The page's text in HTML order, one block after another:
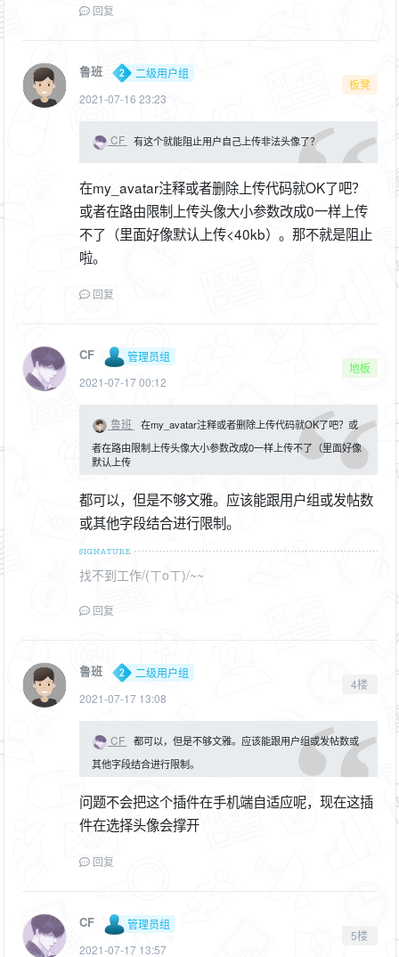
回复
鲁班
二级用户组
2021-07-16 23:23
板凳
CF 有这个就能阻止用户自己上传非法头像了？
在my_avatar注释或者删除上传代码就OK了吧？
或者在路由限制上传头像大小参数改成0一样上传
不了（里面好像默认上传<40kb）。那不就是阻止
啦。
回复
CF
管理员组
2021-07-17 00:12
地板
鲁班
在my_avatar注释或者删除上传代码就OK了吧？或
者在路由限制上传头像大小参数改成0一样上传不了（里面好像
默认上传
都可以，但是不够文雅。应该能跟用户组或发帖数
或其他字段结合进行限制。
找不到工作/(ㄒoㄒ)/~~
回复
鲁班
二级用户组
2021-07-17 13:08
4楼
CF
都可以，但是不够文雅。应该能跟用户组或发帖数或
其他字段结合进行限制。
问题不会把这个插件在手机端自适应呢，现在这插
件在选择头像会撑开
回复
CF
管理员组
2021-07-17 13:57
5楼